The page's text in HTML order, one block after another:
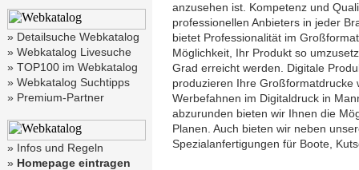
» Detailsuche Webkatalog
» Webkatalog Livesuche
» TOP100 im Webkatalog
» Webkatalog Suchtipps
» Premium-Partner
» Infos und Regeln
» Homepage eintragen
anzusehen ist. Kompetenz und
professionellen Anbieters in jeder
bietet Professionalität im
Möglichkeit, Ihr Produkt so
Grad erreicht werden. Digitale
produzieren Ihre Großformatdrucke
Werbefahnen im Digitaldruck in
abzurunden bieten wir Ihnen die
Planen. Auch bieten wir neben
Spezialanfertigungen für Boote,